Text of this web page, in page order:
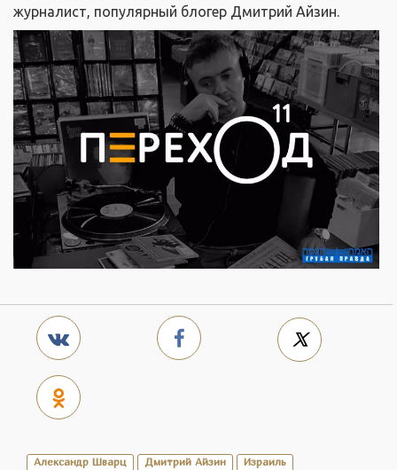
журналист, популярный блогер Дмитрий Айзин.
Александр Шварц Дмитрий Айзин Израиль